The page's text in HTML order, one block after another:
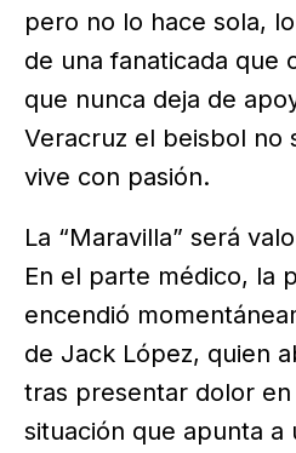
pero no lo hace sola,
de una fanaticada que
que nunca deja de
Veracruz el beisbol no
vive con pasión.
La “Maravilla” será
En el parte médico, la
encendió
de Jack López, quien
tras presentar dolor
situación que apunta a